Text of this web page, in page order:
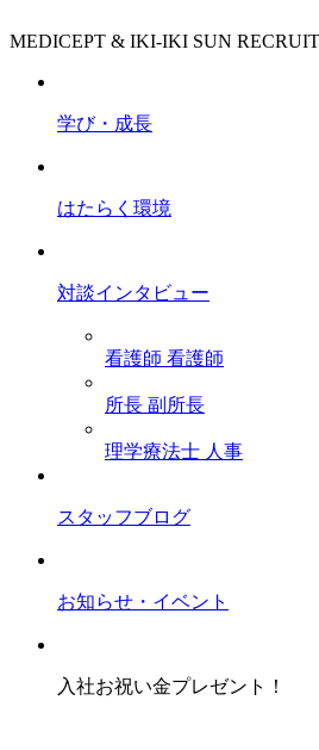
MEDICEPT & IKI-IKI SUN
学び・成長
はたらく環境
対談インタビュー
看護師 看護師
所長 副所長
理学療法士 人事
スタッフブログ
お知らせ・イベント
入社お祝い金プレゼント！